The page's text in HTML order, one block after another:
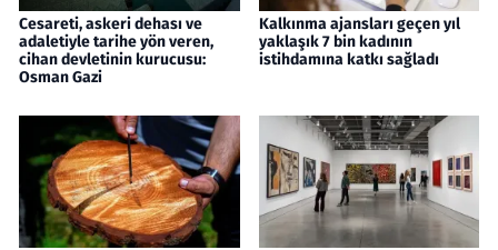
Cesareti, askeri dehası ve
adaletiyle tarihe yön veren,
cihan devletinin kurucusu:
Osman Gazi
Kalkınma ajansları geçen yıl
yaklaşık 7 bin kadının
istihdamına katkı sağladı